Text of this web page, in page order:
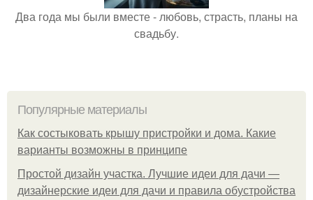
Два года мы были вместе - любовь, страсть, планы на
свадьбу.
Популярные материалы
Как состыковать крышу пристройки и дома. Какие
варианты возможны в принципе
Простой дизайн участка. Лучшие идеи для дачи —
дизайнерские идеи для дачи и правила обустройства